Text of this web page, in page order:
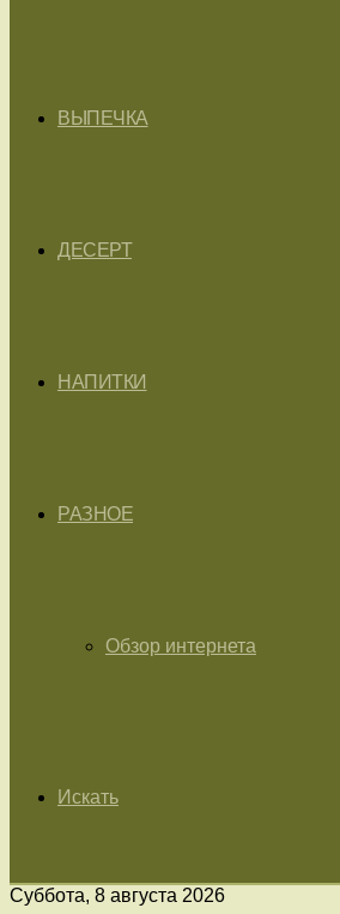
ВЫПЕЧКА
ДЕСЕРТ
НАПИТКИ
РАЗНОЕ
Обзор интернета
Искать
Суббота, 8 августа 2026